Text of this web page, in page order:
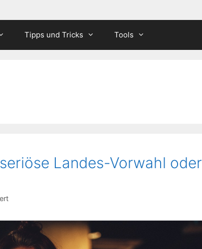
Tipps und Tricks Tools
Landes-Vorwahl oder